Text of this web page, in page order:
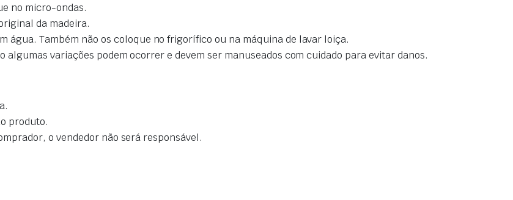
no micro-ondas.
da madeira.
água. Também não os coloque no frigorífico ou na máquina de lavar loiça.
variações podem ocorrer e devem ser manuseados com cuidado para evitar danos.
produto.
o vendedor não será responsável.